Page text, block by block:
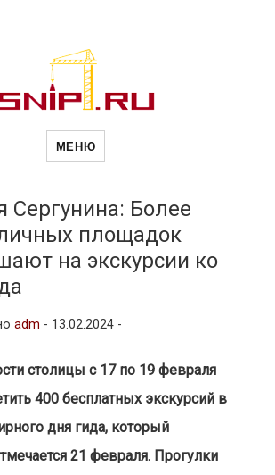
Новости
и
другие связанные со стройкой
рубрики
МЕНЮ
Сергунина: Более
площадок
на экскурсии ко
adm - 13.02.2024 -
столицы с 17 по 19 февраля
400 бесплатных экскурсий в
дня гида, который
21 февраля. Прогулки